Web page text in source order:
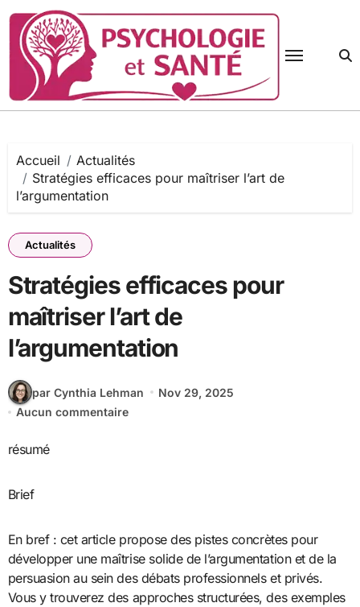
contenu
Accueil
Actualités
Stratégies efficaces pour maîtriser l’art de
l’argumentation
Actualités
Stratégies efficaces pour
maîtriser l’art de
l’argumentation
par Cynthia Lehman
Nov 29, 2025
Aucun commentaire
résumé
Brief
En bref : cet article propose des pistes concrètes pour
développer une maîtrise solide de l’argumentation et de la
persuasion au sein des débats professionnels et privés.
Vous y trouverez des approches structurées, des exemples